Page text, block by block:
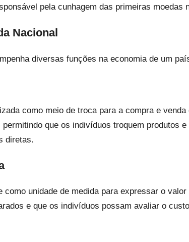
pela cunhagem das primeiras moedas
Nacional
diversas funções na economia de um
como meio de troca para a compra e
que os indivíduos troquem produtos
diretas.
como unidade de medida para expressar o
e que os indivíduos possam avaliar o